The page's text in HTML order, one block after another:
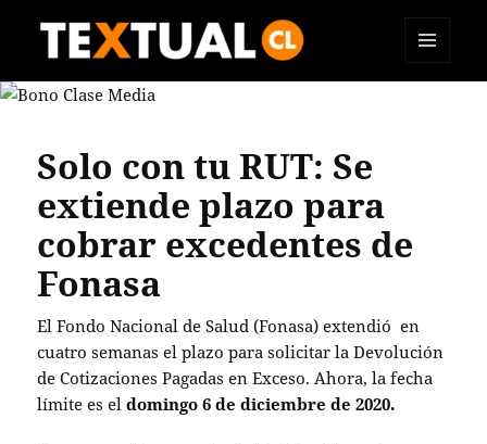
TEXTUAL
Solo con tu RUT: Se
extiende plazo para
cobrar excedentes de
Fonasa
El Fondo Nacional de Salud (Fonasa) extendió en
cuatro semanas el plazo para solicitar la Devolución
de Cotizaciones Pagadas en Exceso. Ahora, la fecha
límite es eldomingo 6 de diciembre de 2020.